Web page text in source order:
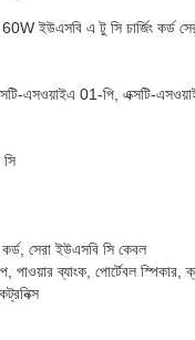
ইউএসবি এ টু সি চার্জিং কর্ড
এসওয়াইএ 01-পি, এক্সটি-
কর্ড, সেরা ইউএসবি সি কেবল
পাওয়ার ব্যাংক, পোর্টেবল